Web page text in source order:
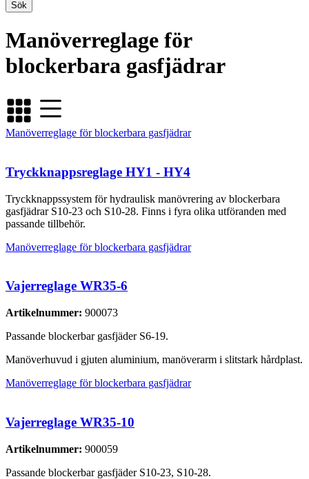
Manöverreglage för
blockerbara gasfjädrar
Manöverreglage för blockerbara gasfjädrar
Tryckknappsreglage HY1 - HY4
Tryckknappssystem för hydraulisk manövrering av blockerbara
gasfjädrar S10-23 och S10-28. Finns i fyra olika utföranden med
passande tillbehör.
Manöverreglage för blockerbara gasfjädrar
Vajerreglage WR35-6
Artikelnummer: 900073
Passande blockerbar gasfjäder S6-19.
Manöverhuvud i gjuten aluminium, manöverarm i slitstark hårdplast.
Manöverreglage för blockerbara gasfjädrar
Vajerreglage WR35-10
Artikelnummer: 900059
Passande blockerbar gasfjäder S10-23, S10-28.